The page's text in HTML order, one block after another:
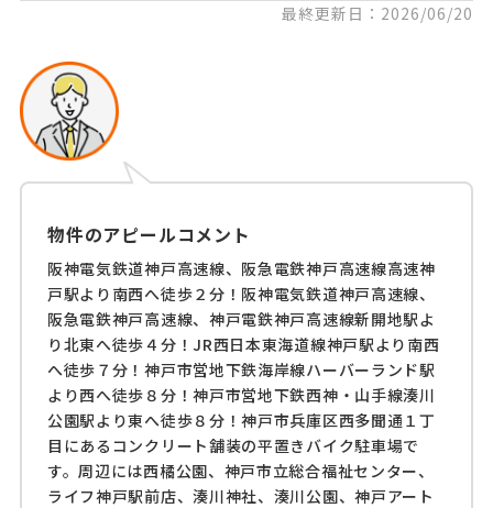
最終更新日：2026/06/20
物件のアピールコメント
阪神電気鉄道神戸高速線、阪急電鉄神戸高速線高速神
戸駅より南西へ徒歩２分！阪神電気鉄道神戸高速線、
阪急電鉄神戸高速線、神戸電鉄神戸高速線新開地駅よ
り北東へ徒歩４分！JR西日本東海道線神戸駅より南西
へ徒歩７分！神戸市営地下鉄海岸線ハーバーランド駅
より西へ徒歩８分！神戸市営地下鉄西神・山手線湊川
公園駅より東へ徒歩８分！神戸市兵庫区西多聞通１丁
目にあるコンクリート舗装の平置きバイク駐車場で
す。周辺には西橘公園、神戸市立総合福祉センター、
ライフ神戸駅前店、湊川神社、湊川公園、神戸アート